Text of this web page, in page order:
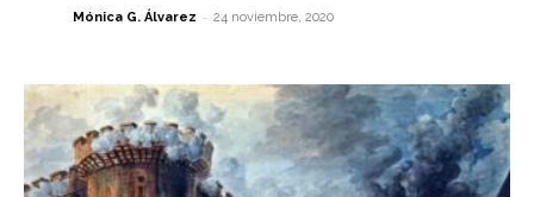
Mónica G. Álvarez - 24 noviembre, 2020